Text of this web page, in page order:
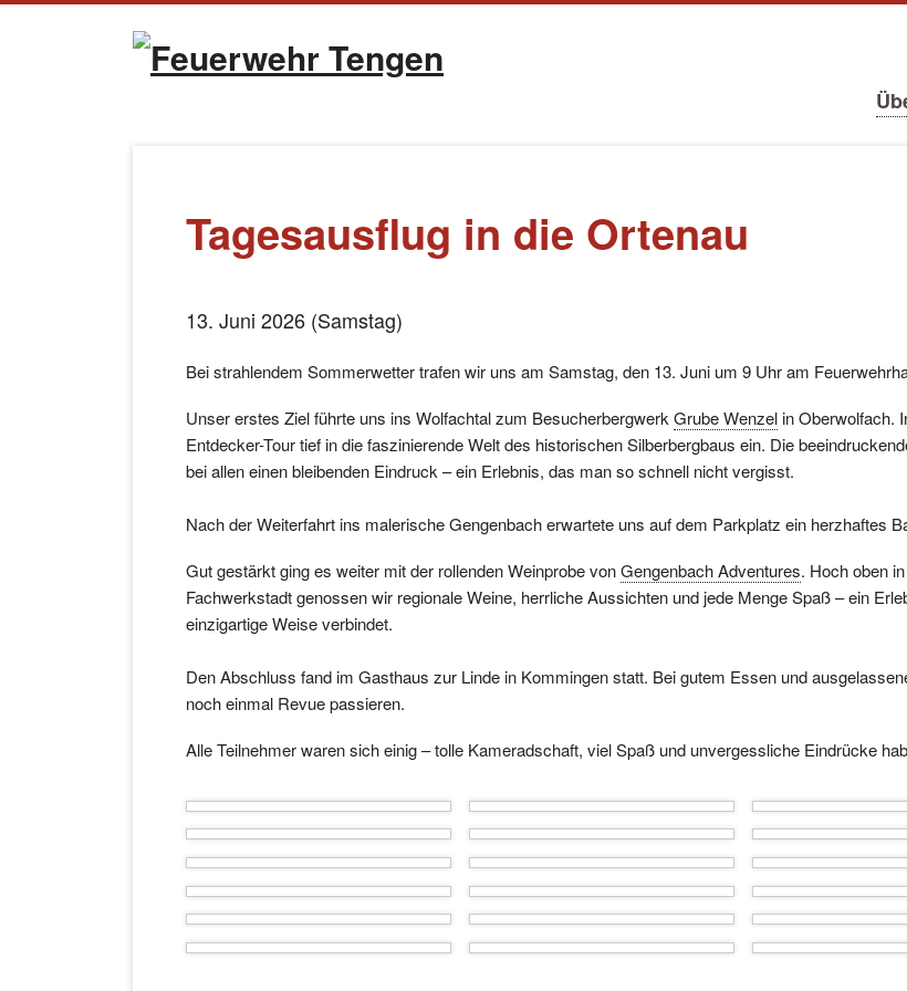
überspringen
Tagesausflug in die Ortenau
13. Juni 2026 (Samstag)
Bei strahlendem Sommerwetter trafen wir uns am Samstag, den 13. Juni um 9 Uhr am
Unser erstes Ziel führte uns ins Wolfachtal zum BesucherbergwerkGrube Wenzelin Oberwolfach.
Entdecker-Tour tief in die faszinierende Welt des historischen Silberbergbaus ein. Die
bei allen einen bleibenden Eindruck – ein Erlebnis, das man so schnell nicht vergisst.
Nach der Weiterfahrt ins malerische Gengenbach erwartete uns auf dem Parkplatz ein herzhaftes
Gut gestärkt ging es weiter mit der rollenden Weinprobe vonGengenbach Adventures. Hoch oben
Fachwerkstadt genossen wir regionale Weine, herrliche Aussichten und jede Menge Spaß – ein
einzigartige Weise verbindet.
Den Abschluss fand im Gasthaus zur Linde in Kommingen statt. Bei gutem Essen und
noch einmal Revue passieren.
Alle Teilnehmer waren sich einig – tolle Kameradschaft, viel Spaß und unvergessliche Eindrücke